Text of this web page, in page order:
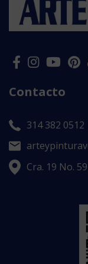
Contacto
314 382
Cra. 19 No.